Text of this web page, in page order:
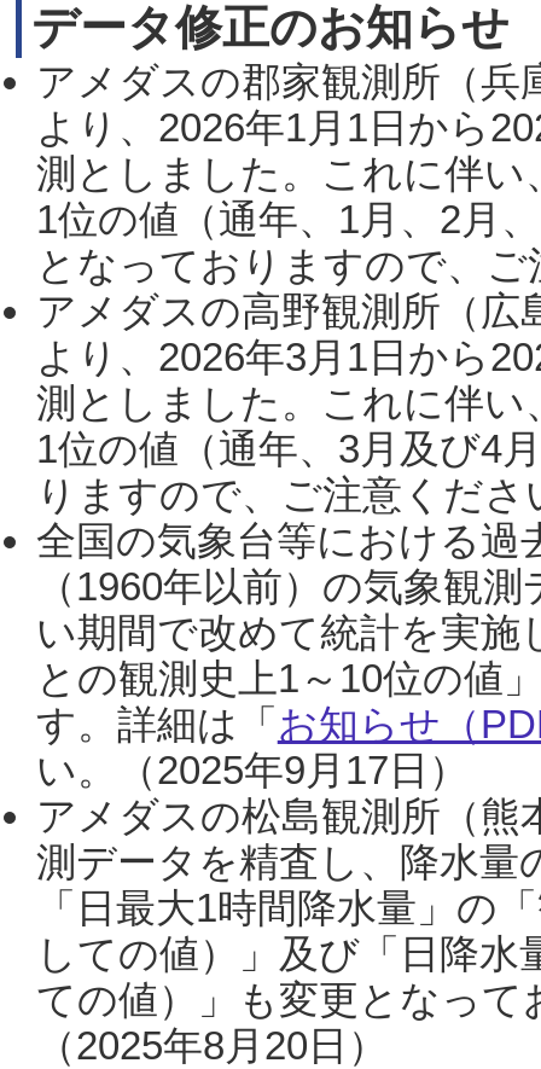
データ修正のお知らせ
アメダスの郡家観測所（
より、2026年1月1日から
測としました。これに伴い
1位の値（通年、1月、2月
となっておりますので、
アメダスの高野観測所（
より、2026年3月1日から
測としました。これに伴い
1位の値（通年、3月及び4
りますので、ご注意くだ
全国の気象台等における過
（1960年以前）の気象観
い期間で改めて統計を実
との観測史上1～10位の値
す。詳細は「 お知らせ（
い。（2025年9月17日）
アメダスの松島観測所（熊
測データを精査し、降水
「日最大1時間降水量」の
しての値）」及び「日降
ての値）」も変更となっ
（2025年8月20日）